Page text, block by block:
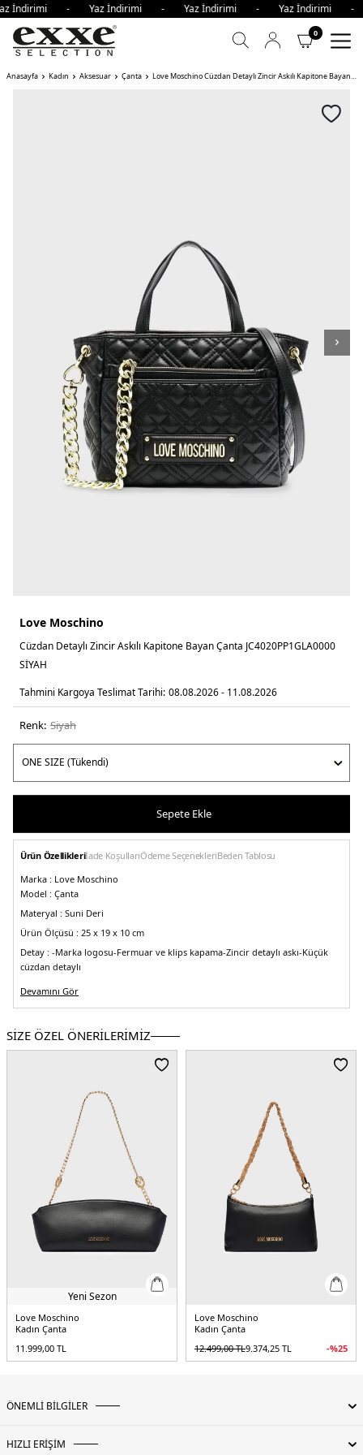
İndirimi - Yaz İndirimi - Yaz İndirimi - Yaz
0
Anasayfa Kadın Aksesuar Çanta Love Moschino Cüzdan Detaylı Zincir Askılı Kapitone Bayan Çanta
Love Moschino
Cüzdan Detaylı Zincir Askılı Kapitone Bayan Çanta JC4020PP1GLA0000
SİYAH
Tahmini Kargoya Teslimat Tarihi: 08.08.2026 - 11.08.2026
Renk: si̇yah
Sepete Ekle
Ürün Özellikleriİade KoşullarıÖdeme SeçenekleriBeden Tablosu
Marka : Love Moschino
Model : Çanta
Materyal : Suni Deri
Ürün Ölçüsü : 25 x 19 x 10 cm
Detay : -Marka logosu-Fermuar ve klips kapama-Zincir detaylı askı-Küçük
cüzdan detaylı
Üretim Yeri :
Devamını Gör
SİZE ÖZEL ÖNERİLERİMİZ
Yeni Sezon
Love Moschino
Kadın Çanta
11.999,00 TL
Love Moschino
Kadın Çanta
12.499,00TL9.374,25 TL -%25
ÖNEMLİ BİLGİLER
HIZLI ERİŞİM